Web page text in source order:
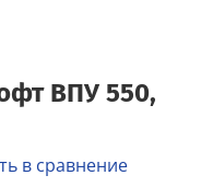
ВПУ 550,
в сравнение